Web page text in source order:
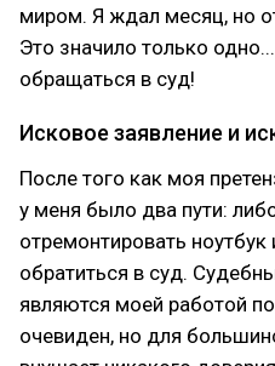
миром. Я ждал месяц, но
Это значило только
обращаться в суд!
Исковое заявление и
После того как моя
у меня было два пути:
отремонтировать
обратиться в суд.
являются моей работой
очевиден, но для